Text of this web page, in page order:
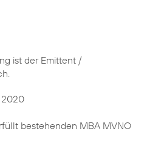
ist der Emittent /
2020
bestehenden MBA MVNO